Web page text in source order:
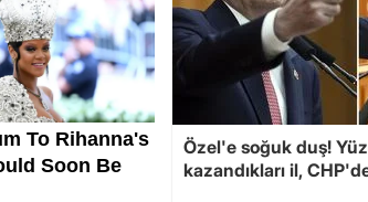
Özel'e soğuk duş!
kazandıkları il,